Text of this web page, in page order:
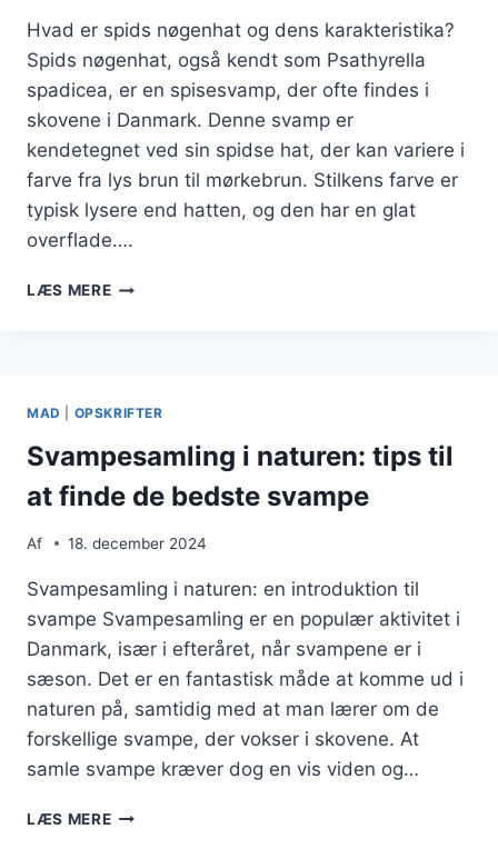
Hvad er spids nøgenhat og dens karakteristika?
Spids nøgenhat, også kendt som Psathyrella
spadicea, er en spisesvamp, der ofte findes i
skovene i Danmark. Denne svamp er
kendetegnet ved sin spidse hat, der kan variere i
farve fra lys brun til mørkebrun. Stilkens farve er
typisk lysere end hatten, og den har en glat
overflade….
LÆS MERESPIDS
MAD OPSKRIFTER
Svampesamling i naturen: tips til
at finde de bedste svampe
Af 18. december 2024
Svampesamling i naturen: en introduktion til
svampe Svampesamling er en populær aktivitet i
Danmark, især i efteråret, når svampene er i
sæson. Det er en fantastisk måde at komme ud i
naturen på, samtidig med at man lærer om de
forskellige svampe, der vokser i skovene. At
samle svampe kræver dog en vis viden og…
LÆS MERESVAMPESAMLING